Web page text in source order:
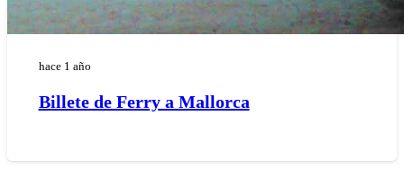
hace 1 año
Billete de Ferry a Mallorca